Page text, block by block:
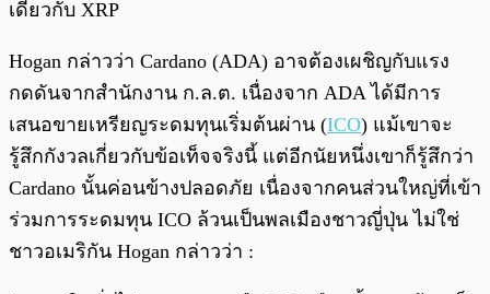
เดียวกับ XRP
Hogan กล่าวว่า Cardano (ADA) อาจต้องเผชิญกับแรง
กดดันจากสำนักงาน ก.ล.ต. เนื่องจาก ADA ได้มีการ
เสนอขายเหรียญระดมทุนเริ่มต้นผ่าน (ICO) แม้เขาจะ
รู้สึกกังวลเกี่ยวกับข้อเท็จจริงนี้ แต่อีกนัยหนึ่งเขาก็รู้สึกว่า
Cardano นั้นค่อนข้างปลอดภัย เนื่องจากคนส่วนใหญ่ที่เข้า
ร่วมการระดมทุน ICO ล้วนเป็นพลเมืองชาวญี่ปุ่น ไม่ใช่
ชาวอเมริกัน Hogan กล่าวว่า :